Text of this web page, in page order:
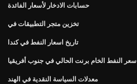
حسابات الادخار لأسعار الفائدة
تخزين متجر التطبيقات في
تاريخ اسعار النفط في كندا
سعر النفط الخام برنت الحالي في جنوب أفريقيا
معدلات السياسة النقدية في الهند